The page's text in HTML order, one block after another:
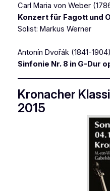
Carl Maria von Weber
Konzert für Fagott und
Solist: Markus Werner
Antonín Dvořák (1841-1904)
Sinfonie Nr. 8 in G-Dur
Kronacher
2015